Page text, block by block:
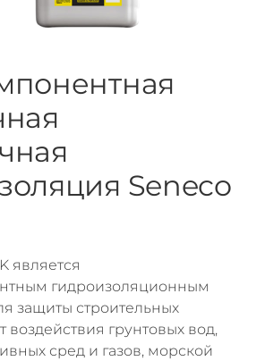
Seneco
является
гидроизоляционным
защиты строительных
воздействия грунтовых вод,
сред и газов, морской